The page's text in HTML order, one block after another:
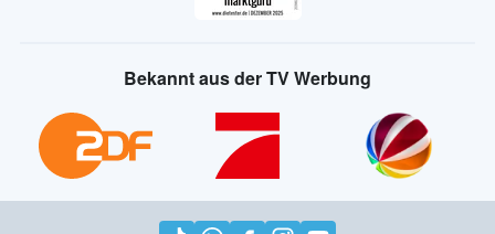
Bekannt aus der TV Werbung